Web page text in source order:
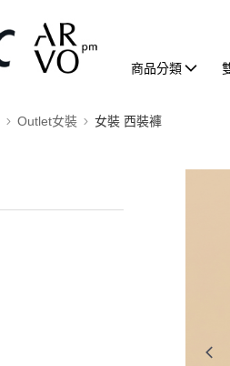
商品分類
Outlet女裝 女裝 西裝褲